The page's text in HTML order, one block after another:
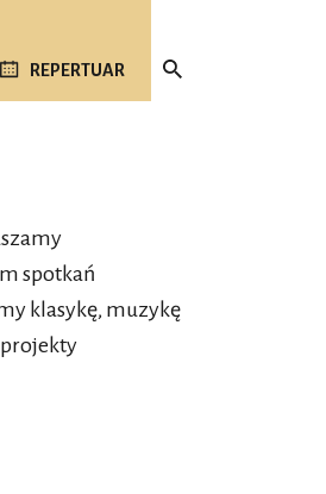
REPERTUAR
spotkań
klasykę, muzykę
projekty